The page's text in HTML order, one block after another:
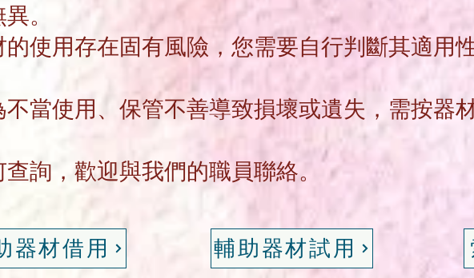
。
的使用存在固有風險，您需要自行判斷其適用
當使用、保管不善導致損壞或遺失，需按器
詢，歡迎與我們的職員聯絡。
器材借用 輔助器材試用